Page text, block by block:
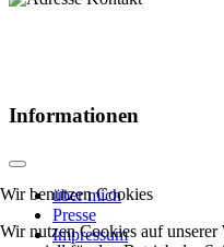
Informationen
über mich
Presse
Impressum
Wir benutzen Cookies
Wir nutzen Cookies auf